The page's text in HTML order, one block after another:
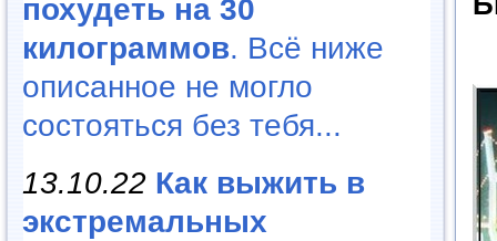
похудеть на 30
килограммов. Всё ниже
описанное не могло
состояться без тебя...
13.10.22 Как выжить в
экстремальных